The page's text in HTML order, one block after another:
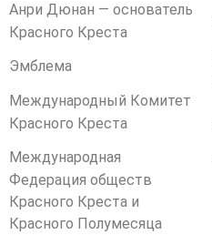
Анри Дюнан — основатель
Красного Креста
Эмблема
Международный Комитет
Красного Креста
Международная
Федерация обществ
Красного Креста и
Красного Полумесяца